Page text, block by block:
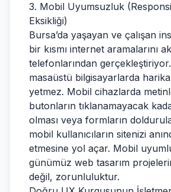
3. Mobil Uyumsuzluk
Eksikliği)
Bursa’da yaşayan ve çalışan
bir kısmı internet aramalarını
telefonlarından
masaüstü bilgisayarlarda
yetmez. Mobil cihazlarda
butonların tıklanamayacak
olması veya formların
mobil kullanıcıların sitenizi
etmesine yol açar. Mobil
günümüz web tasarım
değil, zorunluluktur.